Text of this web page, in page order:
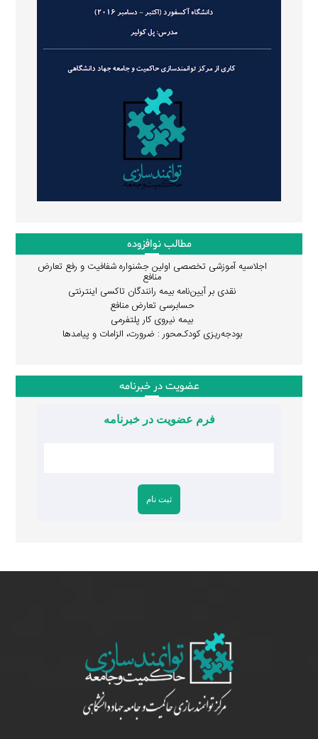
مطالب نوافزوده
اجلاسیه آموزشی تخصصی اولین جشنواره شفافیت و رفع تعارض
منافع
نقدی بر آیین‌نامه بیمه رانندگان تاکسی اینترنتی
حسابرسی تعارض منافع
بیمه نیروی کار پلتفرمی
بودجه‌ریزی کودک‌محور : ضرورت، الزامات و پیامدها
عضویت در خبرنامه
فرم عضویت در خبرنامه